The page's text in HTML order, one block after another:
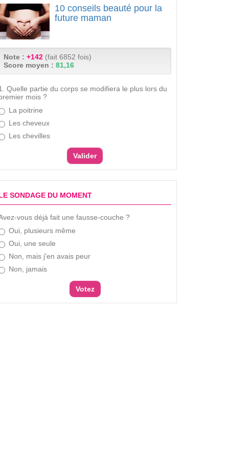
10 conseils beauté pour la
future maman
Note : +142 (fait 6852 fois)
Score moyen : 81,16
Quelle partie du corps se modifiera le plus lors du
mois ?
La poitrine
Les cheveux
Les chevilles
SONDAGE DU MOMENT
vous déjà fait une fausse-couche ?
Oui, plusieurs même
Oui, une seule
Non, mais j'en avais peur
Non, jamais